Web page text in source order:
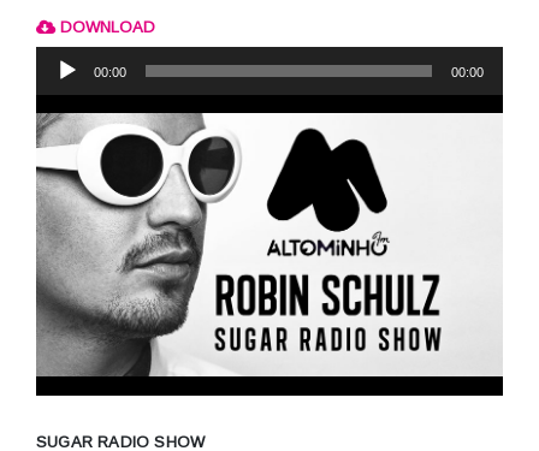
DOWNLOADReprodutor
00:00 00:00
SUGAR RADIO SHOW